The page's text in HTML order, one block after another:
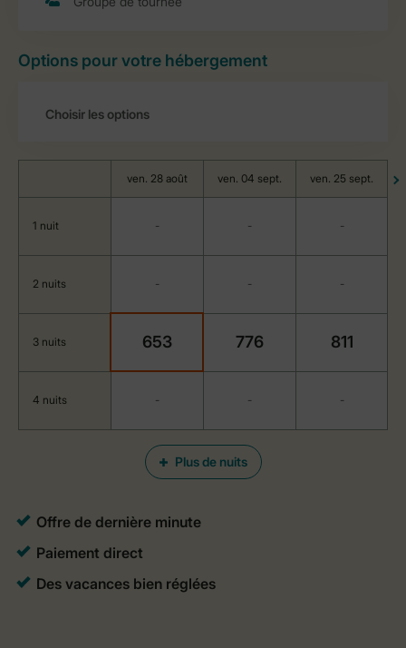
Options pour votre hébergement
Plus de nuits
ven. 28 août ven. 04 sept. ven. 25 sept.
1 nuit - - -
2 nuits - - -
3 nuits 653 776 811
4 nuits - - -